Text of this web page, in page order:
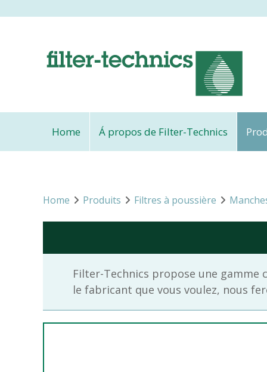
Home Á propos de Filter-Technics
Home Produits Filtres à poussière
Filter-Technics propose une
le fabricant que vous voulez, nous